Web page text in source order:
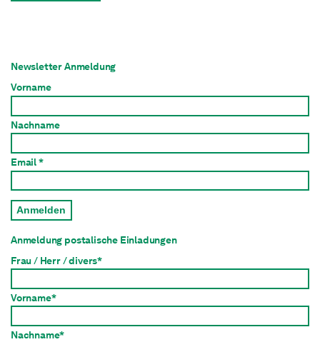
Newsletter Anmeldung
Vorname
Nachname
Email *
Anmelden
Anmeldung postalische Einladungen
Frau / Herr / divers*
Vorname*
Nachname*